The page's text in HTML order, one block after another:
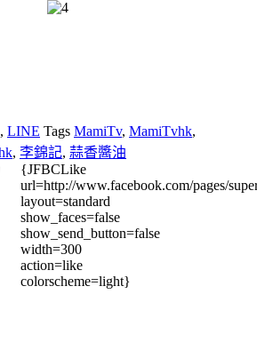
, LINE Tags MamiTv, MamiTvhk,
, 李錦記, 蒜香醬油
{JFBCLike
url=http://www.facebook.com/pages/
layout=standard
show_faces=false
show_send_button=false
width=300
action=like
colorscheme=light}